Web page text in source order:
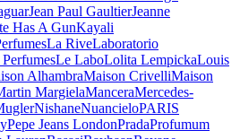
Jean Paul GaultierJeanne
Has A GunKayali
La RiveLaboratorio
Le LaboLolita LempickaLouis
AlhambraMaison CrivelliMaison
MargielaManceraMercedes-
NishaneNuancieloPARIS
Pepe Jeans LondonPradaProfumum